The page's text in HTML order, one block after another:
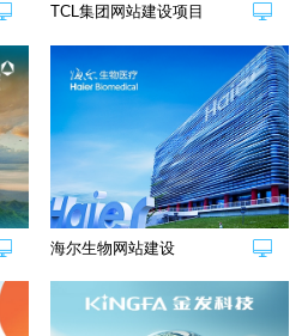
TCL集团网站建设项目
海尔生物网站建设